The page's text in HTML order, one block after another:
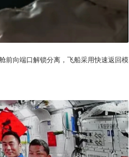
前向端口解锁分离，飞船采用快速返回模